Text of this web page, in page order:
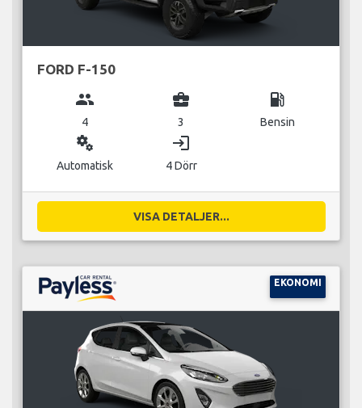
FORD F-150
group
4
business_center
3
local_gas_station
Bensin
miscellaneous_services
Automatisk
login
4 Dörr
VISA DETALJER...
EKONOMI